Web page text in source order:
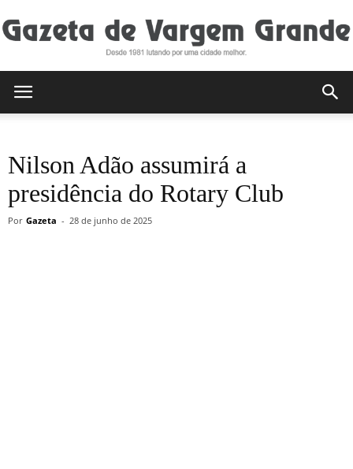
de
Nilson Adão assumirá a
presidência do Rotary Club
Por Gazeta - 28 de junho de 2025